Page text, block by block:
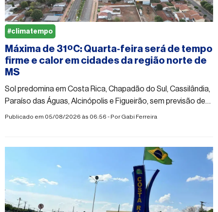
Máxima de 31ºC: Quarta-feira será de tempo
firme e calor em cidades da região norte de
MS
Sol predomina em Costa Rica, Chapadão do Sul, Cassilândia,
Paraíso das Águas, Alcinópolis e Figueirão, sem previsão de
chuva
Publicado em 05/08/2026 às 06:56 - PorGabi Ferreira
#climatempo